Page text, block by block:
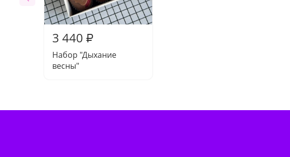
3 440 ₽
Набор "Дыхание
весны"